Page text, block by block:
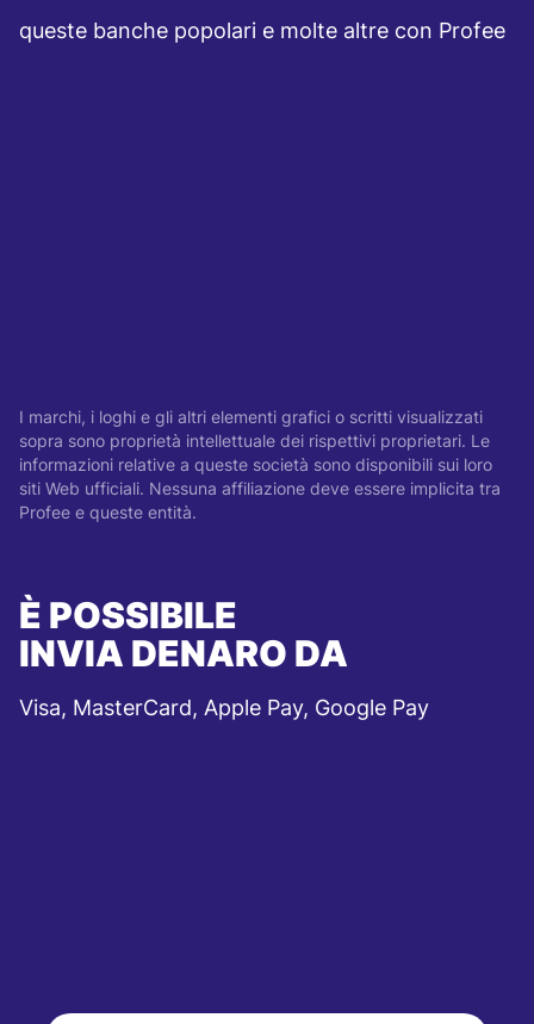
queste banche popolari e molte altre con Profee
I marchi, i loghi e gli altri elementi grafici o scritti visualizzati
sopra sono proprietà intellettuale dei rispettivi proprietari. Le
informazioni relative a queste società sono disponibili sui loro
siti Web ufficiali. Nessuna affiliazione deve essere implicita tra
Profee e queste entità.
È POSSIBILE
INVIA DENARO DA
Visa, MasterCard, Apple Pay, Google Pay